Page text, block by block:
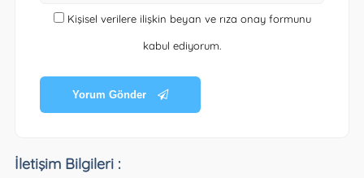
Kişisel verilere ilişkin beyan ve rıza onay formunu
kabul ediyorum.
Yorum Gönder
İletişim Bilgileri :